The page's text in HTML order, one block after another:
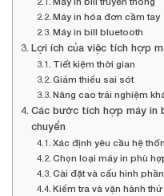
Máy in hóa đơn cầm tay
Máy in bill bluetooth
Lợi ích của việc tích hợp
Tiết kiệm thời gian
Giảm thiểu sai sót
Nâng cao trải nghiệm
Các bước tích hợp máy in
chuyển
Xác định yêu cầu hệ
Chọn loại máy in phù
Cài đặt và cấu hình
Kiểm tra và vận hành